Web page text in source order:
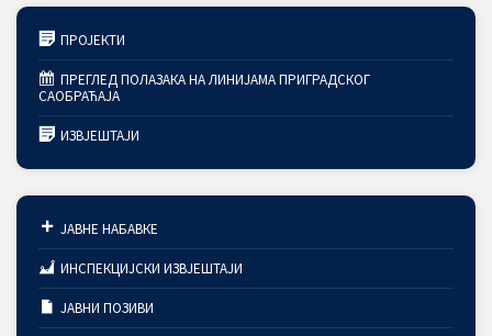
ПРОЈЕКТИ
ПРЕГЛЕД ПОЛАЗАКА НА ЛИНИЈАМА ПРИГРАДСКОГ
САОБРАЋАЈА
ИЗВЈЕШТАЈИ
ЈАВНЕ НАБАВКЕ
ИНСПЕКЦИЈСКИ ИЗВЈЕШТАЈИ
ЈАВНИ ПОЗИВИ